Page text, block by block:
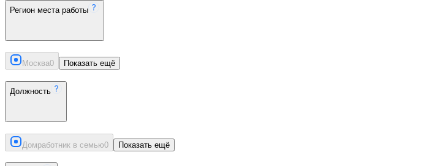
Регион места работы
Москва0 Показать ещё
Должность
Домработник в семью0 Показать ещё